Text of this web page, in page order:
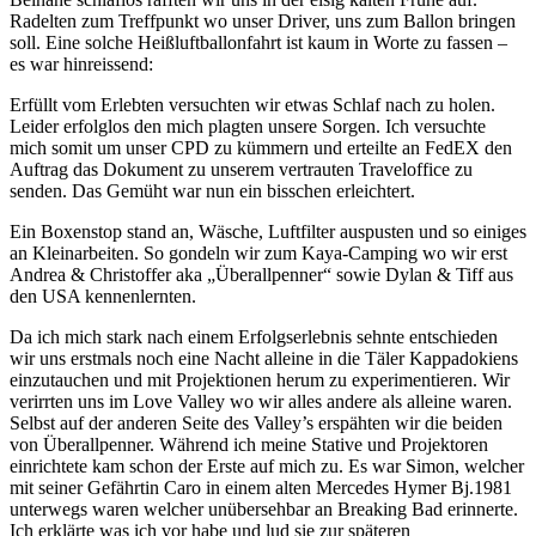
Radelten zum Treffpunkt wo unser Driver, uns zum Ballon bringen
soll. Eine solche Heißluftballonfahrt ist kaum in Worte zu fassen –
es war hinreissend:
Erfüllt vom Erlebten versuchten wir etwas Schlaf nach zu holen.
Leider erfolglos den mich plagten unsere Sorgen. Ich versuchte
mich somit um unser CPD zu kümmern und erteilte an FedEX den
Auftrag das Dokument zu unserem vertrauten Traveloffice zu
senden. Das Gemüht war nun ein bisschen erleichtert.
Ein Boxenstop stand an, Wäsche, Luftfilter auspusten und so einiges
an Kleinarbeiten. So gondeln wir zum Kaya-Camping wo wir erst
Andrea & Christoffer aka „Überallpenner“ sowie Dylan & Tiff aus
den USA kennenlernten.
Da ich mich stark nach einem Erfolgserlebnis sehnte entschieden
wir uns erstmals noch eine Nacht alleine in die Täler Kappadokiens
einzutauchen und mit Projektionen herum zu experimentieren. Wir
verirrten uns im Love Valley wo wir alles andere als alleine waren.
Selbst auf der anderen Seite des Valley’s erspähten wir die beiden
von Überallpenner. Während ich meine Stative und Projektoren
einrichtete kam schon der Erste auf mich zu. Es war Simon, welcher
mit seiner Gefährtin Caro in einem alten Mercedes Hymer Bj.1981
unterwegs waren welcher unübersehbar an Breaking Bad erinnerte.
Ich erklärte was ich vor habe und lud sie zur späteren